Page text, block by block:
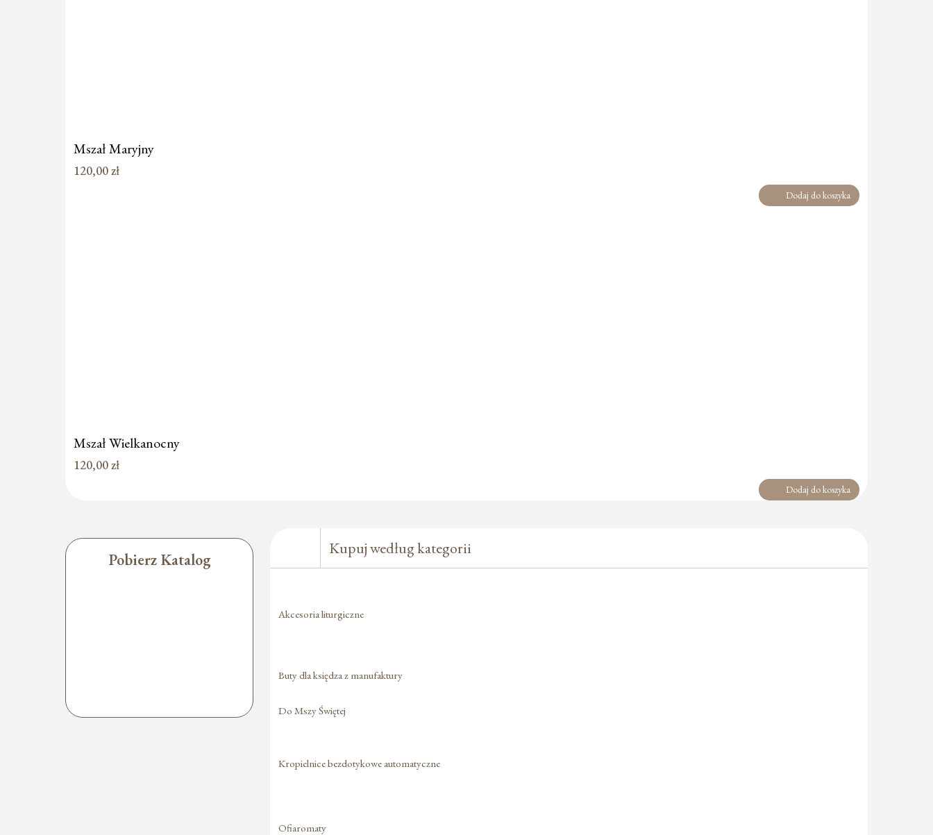
Mszał Maryjny
120,00zł
Dodaj do koszyka
Mszał Wielkanocny
120,00zł
Dodaj do koszyka
Pobierz Katalog
Kupuj według kategorii
Akcesoria liturgiczne
Buty dla księdza z manufaktury
Do Mszy Świętej
Kropielnice bezdotykowe automatyczne
Ofiaromaty